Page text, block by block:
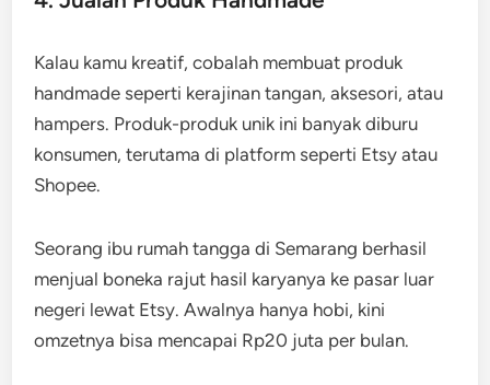
Kalau kamu kreatif, cobalah membuat produk
handmade seperti kerajinan tangan, aksesori, atau
hampers. Produk-produk unik ini banyak diburu
konsumen, terutama di platform seperti Etsy atau
Shopee.
Seorang ibu rumah tangga di Semarang berhasil
menjual boneka rajut hasil karyanya ke pasar luar
negeri lewat Etsy. Awalnya hanya hobi, kini
omzetnya bisa mencapai Rp20 juta per bulan.